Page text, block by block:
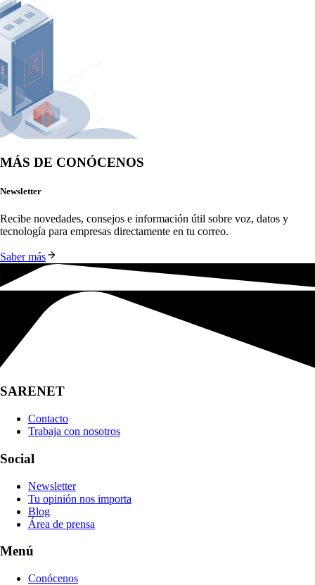
MÁS DE CONÓCENOS
Newsletter
Recibe novedades, consejos e información útil sobre voz, datos y
tecnología para empresas directamente en tu correo.
Saber más
SARENET
Contacto
Trabaja con nosotros
Social
Newsletter
Tu opinión nos importa
Blog
Área de prensa
Menú
Conócenos